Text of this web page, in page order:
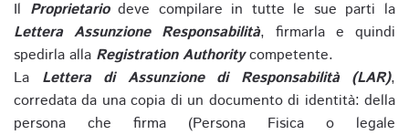
Il Proprietariodeve compilare in tutte le sue parti la
Lettera Assunzione Responsabilità, firmarla e quindi
spedirla alla Registration Authoritycompetente.
La Lettera di Assunzione di Responsabilità (LAR),
corredata da una copia di un documento di identità: della
persona che firma (Persona Fisica o legale